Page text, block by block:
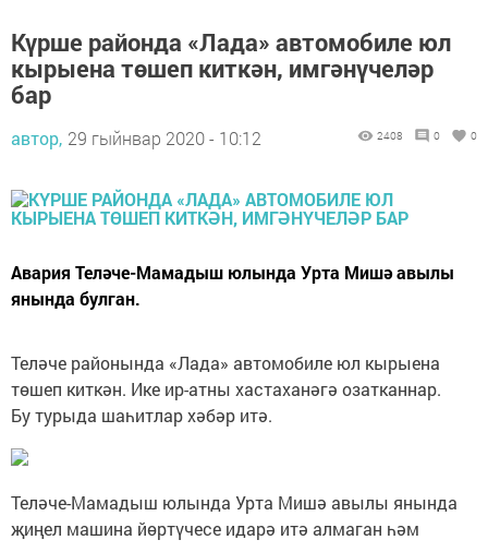
Күрше районда «Лада» автомобиле юл
кырыена төшеп киткән, имгәнүчеләр
бар
автор, 29 гыйнвар 2020 - 10:12 2408 0 0
Авария Теләче-Мамадыш юлында Урта Мишә авылы
янында булган.
Теләче районында «Лада» автомобиле юл кырыена
төшеп киткән. Ике ир-атны хастаханәгә озатканнар.
Бу турыда шаһитлар хәбәр итә.
Теләче-Мамадыш юлында Урта Мишә авылы янында
җиңел машина йөртүчесе идарә итә алмаган һәм